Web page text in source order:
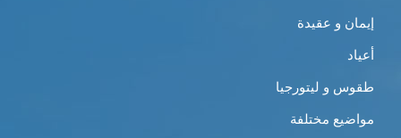
إيمان و عقيدة
أعياد
طقوس و ليتورجيا
مواضيع مختلفة